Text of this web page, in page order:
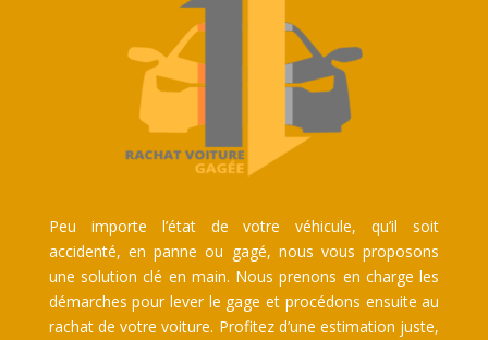
Peu importe l’état de votre véhicule, qu’il soit
accidenté, en panne ou gagé, nous vous proposons
une solution clé en main. Nous prenons en charge les
démarches pour lever le gage et procédons ensuite au
rachat de votre voiture. Profitez d’une estimation juste,